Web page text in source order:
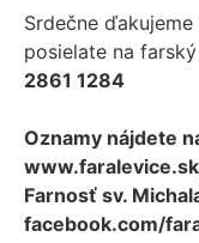
Srdečne
posielate na
2861 1284
Oznamy nájdete
Farnosť sv.
facebook.com/